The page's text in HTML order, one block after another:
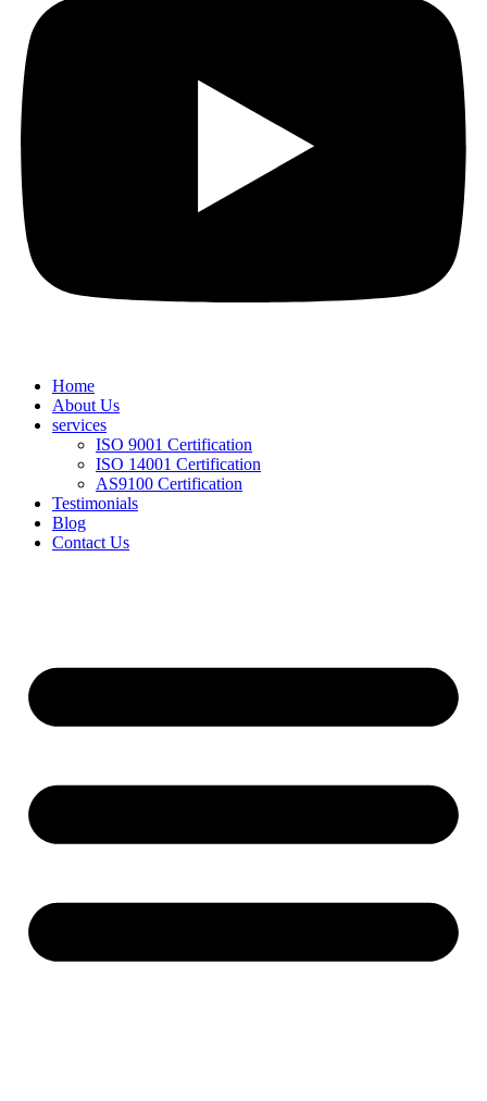
Home
About Us
services
ISO 9001 Certification
ISO 14001 Certification
AS9100 Certification
Testimonials
Blog
Contact Us